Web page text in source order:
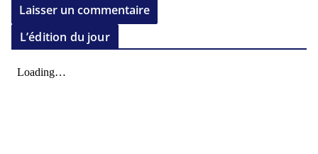
L’édition du jour